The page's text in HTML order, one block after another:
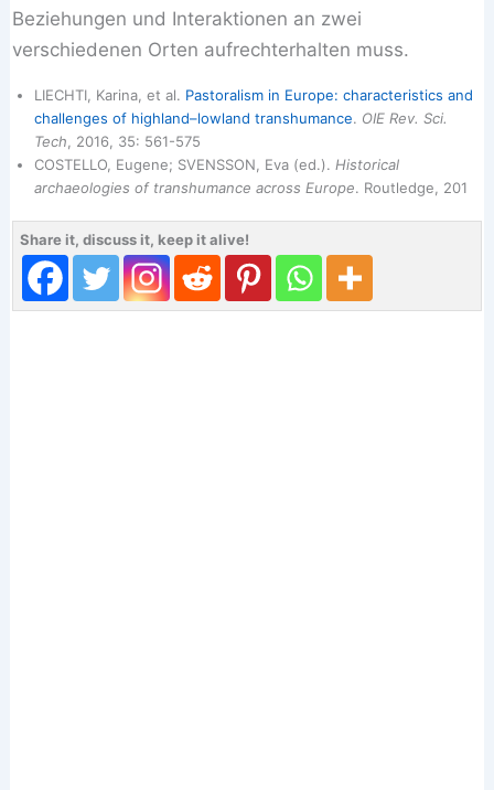
Beziehungen und Interaktionen an zwei
verschiedenen Orten aufrechterhalten muss.
LIECHTI, Karina, et al. Pastoralism in Europe: characteristics and
challenges of highland–lowland transhumance. OIE Rev. Sci.
Tech , 2016, 35: 561-575
COSTELLO, Eugene; SVENSSON, Eva (ed.).Historical
archaeologies of transhumance across Europe. Routledge, 201
Share it, discuss it, keep it alive!